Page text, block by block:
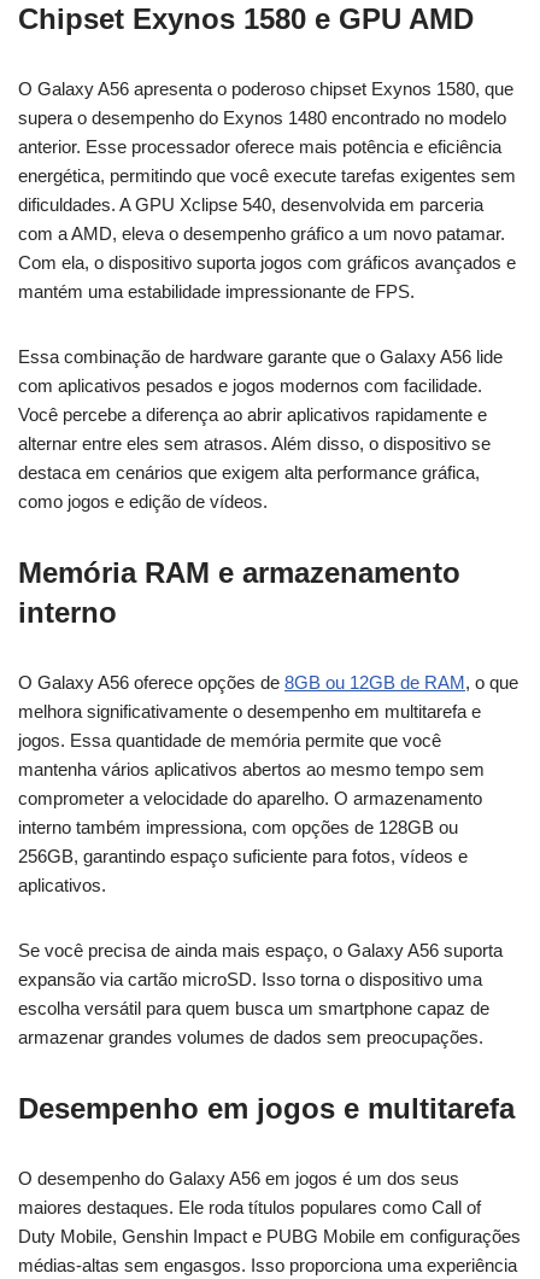
Chipset Exynos 1580 e GPU AMD
O Galaxy A56 apresenta o poderoso chipset Exynos 1580, que
supera o desempenho do Exynos 1480 encontrado no modelo
anterior. Esse processador oferece mais potência e eficiência
energética, permitindo que você execute tarefas exigentes sem
dificuldades. A GPU Xclipse 540, desenvolvida em parceria
com a AMD, eleva o desempenho gráfico a um novo patamar.
Com ela, o dispositivo suporta jogos com gráficos avançados e
mantém uma estabilidade impressionante de FPS.
Essa combinação de hardware garante que o Galaxy A56 lide
com aplicativos pesados e jogos modernos com facilidade.
Você percebe a diferença ao abrir aplicativos rapidamente e
alternar entre eles sem atrasos. Além disso, o dispositivo se
destaca em cenários que exigem alta performance gráfica,
como jogos e edição de vídeos.
Memória RAM e armazenamento
interno
O Galaxy A56 oferece opções de 8GB ou 12GB de RAM, o que
melhora significativamente o desempenho em multitarefa e
jogos. Essa quantidade de memória permite que você
mantenha vários aplicativos abertos ao mesmo tempo sem
comprometer a velocidade do aparelho. O armazenamento
interno também impressiona, com opções de 128GB ou
256GB, garantindo espaço suficiente para fotos, vídeos e
aplicativos.
Se você precisa de ainda mais espaço, o Galaxy A56 suporta
expansão via cartão microSD. Isso torna o dispositivo uma
escolha versátil para quem busca um smartphone capaz de
armazenar grandes volumes de dados sem preocupações.
Desempenho em jogos e multitarefa
O desempenho do Galaxy A56 em jogos é um dos seus
maiores destaques. Ele roda títulos populares como Call of
Duty Mobile, Genshin Impact e PUBG Mobile em configurações
médias-altas sem engasgos. Isso proporciona uma experiência